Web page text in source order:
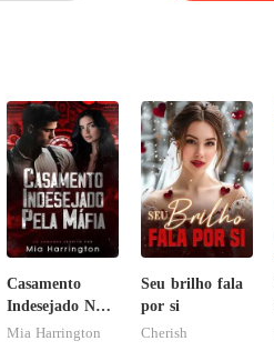
Casamento
Indesejado Na
Máfia
Mia Harrington
Seu brilho fala
por si
Cherish